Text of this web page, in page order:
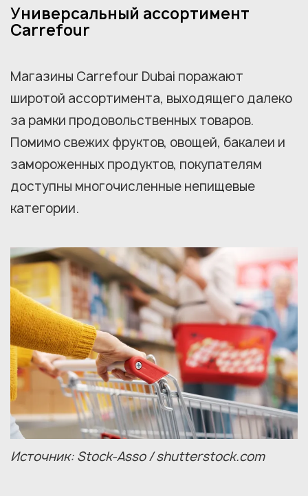
Универсальный ассортимент
Carrefour
Магазины Carrefour Dubai поражают
широтой ассортимента, выходящего далеко
за рамки продовольственных товаров.
Помимо свежих фруктов, овощей, бакалеи и
замороженных продуктов, покупателям
доступны многочисленные непищевые
категории.
Источник: Stock-Asso / shutterstock.com